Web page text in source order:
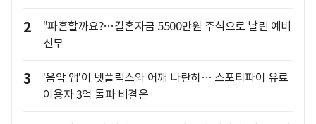
2
"파혼할까요?…결혼자금 5500만원 주식으로 날린 예비
신부
3
'음악 앱'이 넷플릭스와 어깨 나란히… 스포티파이 유료
이용자 3억 돌파 비결은